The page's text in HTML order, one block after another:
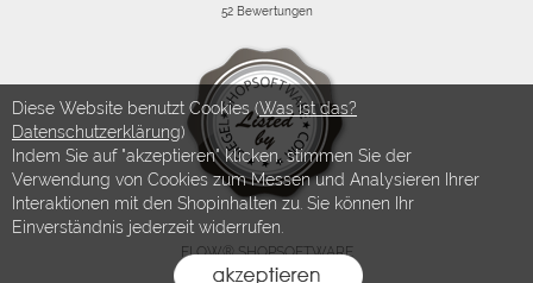
FLOW® SHOPSOFTWARE
Diese Website benutzt Cookies (Was ist das?
Datenschutzerklärung)
Indem Sie auf "akzeptieren" klicken, stimmen Sie der
Verwendung von Cookies zum Messen und Analysieren Ihrer
Interaktionen mit den Shopinhalten zu. Sie können Ihr
Einverständnis jederzeit widerrufen.